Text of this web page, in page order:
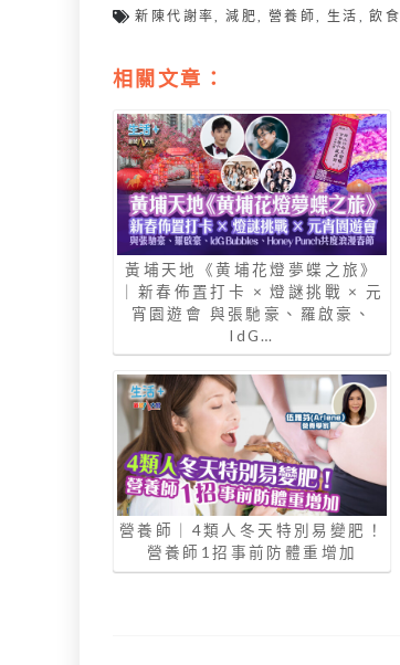
新陳代謝率 ,減肥 營養師 生活 ,飲食
相關文章：
黃埔天地《黄埔花燈夢蝶之旅》
｜新春佈置打卡 × 燈謎挑戰 × 元
宵園遊會 與張馳豪、羅啟豪、
IdG…
營養師｜4類人冬天特別易變肥！
營養師1招事前防體重增加